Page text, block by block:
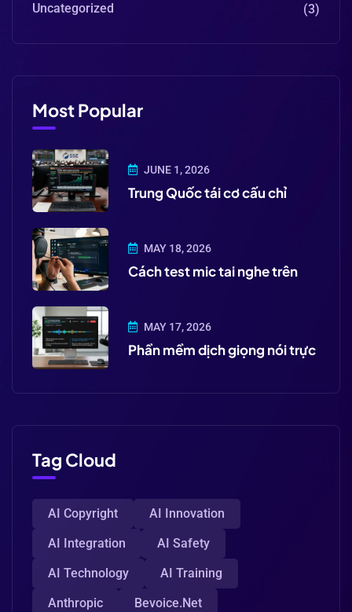
Uncategorized (3)
Most Popular
JUNE 1, 2026
Trung Quốc tái cơ cấu chỉ
MAY 18, 2026
Cách test mic tai nghe trên
MAY 17, 2026
Phần mềm dịch giọng nói trực
Tag Cloud
AI Copyright
AI Innovation
AI Integration
AI Safety
AI Technology
AI Training
Anthropic
Bevoice.net